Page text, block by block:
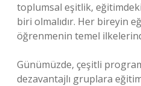
toplumsal eşitlik,
biri olmalıdır. Her bireyin
öğrenmenin temel
Günümüzde, çeşitli
dezavantajlı gruplara